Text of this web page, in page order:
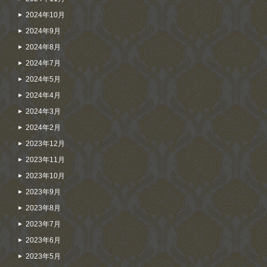
2024年10月
2024年9月
2024年8月
2024年7月
2024年5月
2024年4月
2024年3月
2024年2月
2023年12月
2023年11月
2023年10月
2023年9月
2023年8月
2023年7月
2023年6月
2023年5月